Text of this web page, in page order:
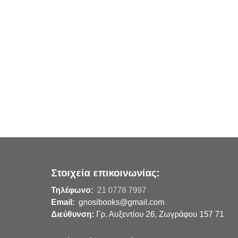
Στοιχεία επικοινωνίας:
Τηλέφωνο: 21 0778 7997
Email: gnosibooks@gmail.com
Διεύθυνση: Γρ. Αυξεντίου 26, Ζωγράφου 157 71